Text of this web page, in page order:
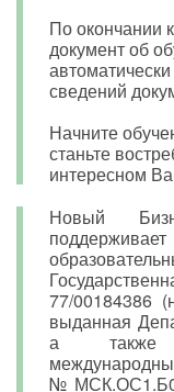
По окончании
документ об
сведений
Начните
станьте
интересном
Новый
77/00184386
выданная
а также